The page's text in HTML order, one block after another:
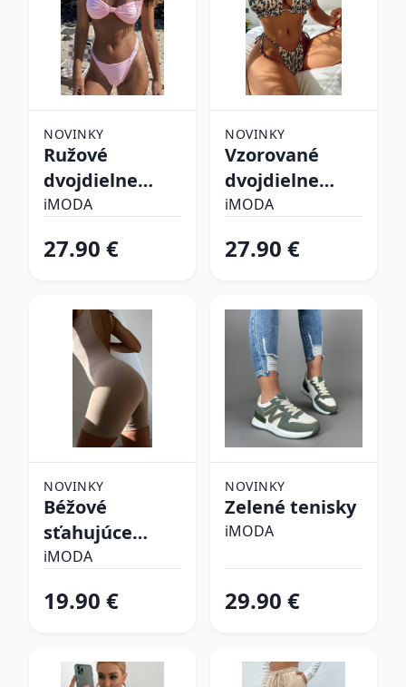
NOVINKY
Ružové
dvojdielne
plavky
iMODA
27.90 €
NOVINKY
Vzorované
dvojdielne
plavky
iMODA
27.90 €
NOVINKY
Béžové
sťahujúce
spodné prádlo
iMODA
19.90 €
NOVINKY
Zelené tenisky
iMODA
29.90 €